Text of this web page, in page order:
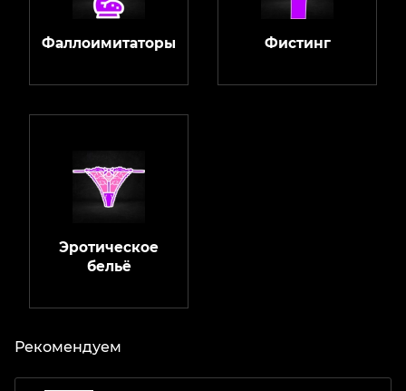
Фаллоимитаторы Фистинг
Эротическое
бельё
Рекомендуем